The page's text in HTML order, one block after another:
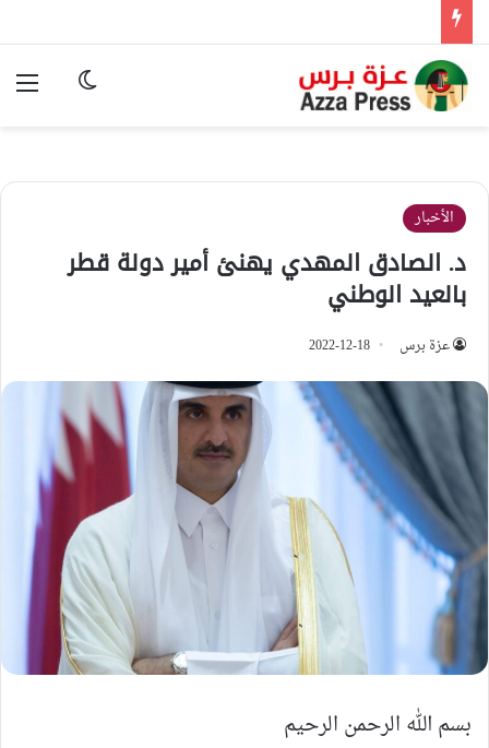
الوضع
الأخبار
د. الصادق المهدي يهنئ أمير دولة قطر
بالعيد الوطني
عزة برس 2022-12-18
بسم الله الرحمن الرحيم